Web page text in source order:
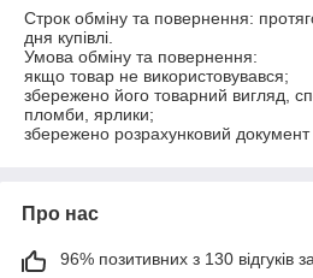
Строк обміну та повернення:
дня купівлі.
Умова обміну та повернення:
якщо товар не використовувався;
збережено його товарний вигляд,
пломби, ярлики;
збережено розрахунковий
Про нас
96% позитивних з 130 відгуків